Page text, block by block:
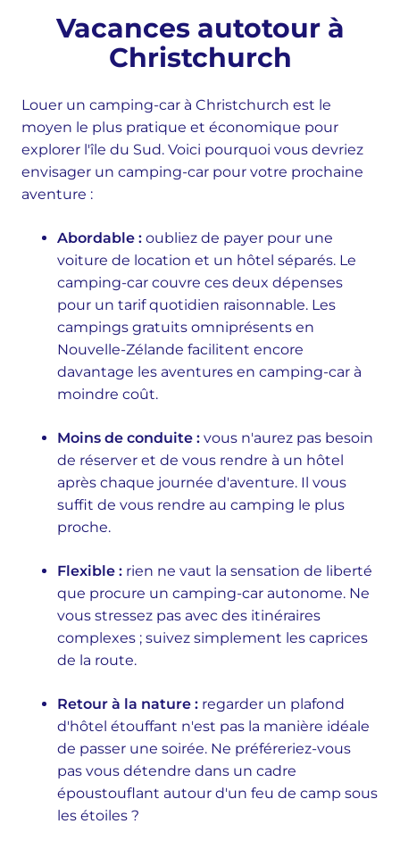
Vacances autotour à
Christchurch
Louer un camping-car à Christchurch est le
moyen le plus pratique et économique pour
explorer l'île du Sud. Voici pourquoi vous devriez
envisager un camping-car pour votre prochaine
aventure :
Abordable : oubliez de payer pour une
voiture de location et un hôtel séparés. Le
camping-car couvre ces deux dépenses
pour un tarif quotidien raisonnable. Les
campings gratuits omniprésents en
Nouvelle-Zélande facilitent encore
davantage les aventures en camping-car à
moindre coût.
Moins de conduite : vous n'aurez pas besoin
de réserver et de vous rendre à un hôtel
après chaque journée d'aventure. Il vous
suffit de vous rendre au camping le plus
proche.
Flexible : rien ne vaut la sensation de liberté
que procure un camping-car autonome. Ne
vous stressez pas avec des itinéraires
complexes ; suivez simplement les caprices
de la route.
Retour à la nature : regarder un plafond
d'hôtel étouffant n'est pas la manière idéale
de passer une soirée. Ne préféreriez-vous
pas vous détendre dans un cadre
époustouflant autour d'un feu de camp sous
les étoiles ?